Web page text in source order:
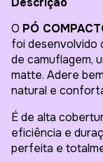
O PÓ
foi desenvolvido
de camuflagem,
matte. Adere
natural e
É de alta
eficiência e
perfeita e